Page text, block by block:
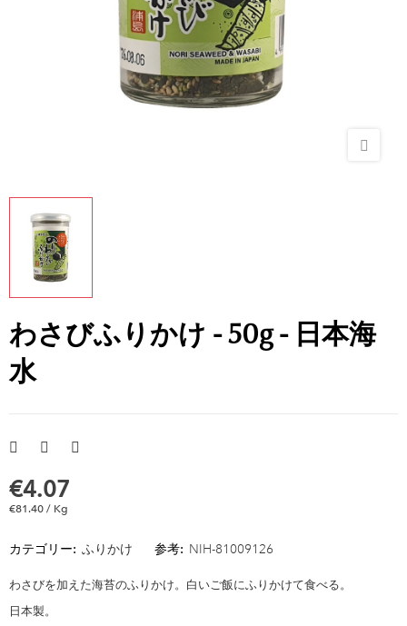
わさびふりかけ - 50g - 日本海
水
€4.07
€81.40 / Kg
カテゴリー: ふりかけ 参考: NIH-81009126
わさびを加えた海苔のふりかけ。白いご飯にふりかけて食べる。
日本製。